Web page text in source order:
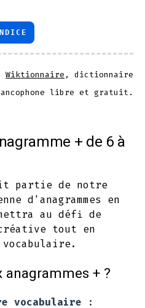
Wiktionnaire , dictionnaire
libre et gratuit.
+ de 6 à
partie de notre
d'anagrammes en
au défi de
tout en
anagrammes + ?
vocabulaire :